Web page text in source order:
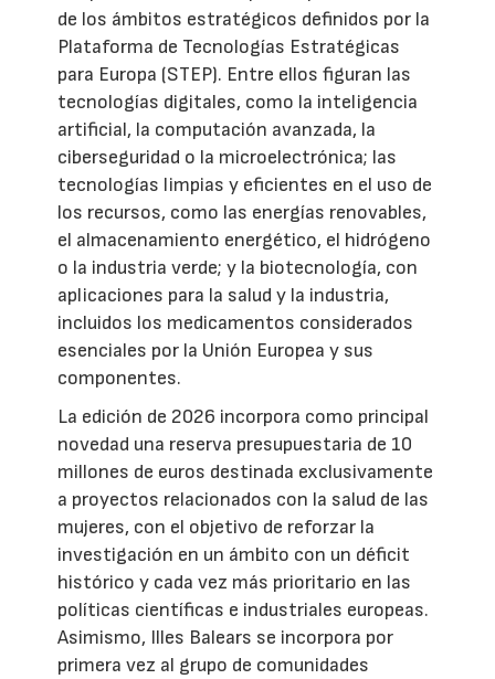
de los ámbitos estratégicos definidos por la
Plataforma de Tecnologías Estratégicas
para Europa (STEP). Entre ellos figuran las
tecnologías digitales, como la inteligencia
artificial, la computación avanzada, la
ciberseguridad o la microelectrónica; las
tecnologías limpias y eficientes en el uso de
los recursos, como las energías renovables,
el almacenamiento energético, el hidrógeno
o la industria verde; y la biotecnología, con
aplicaciones para la salud y la industria,
incluidos los medicamentos considerados
esenciales por la Unión Europea y sus
componentes.
La edición de 2026 incorpora como principal
novedad una reserva presupuestaria de 10
millones de euros destinada exclusivamente
a proyectos relacionados con la salud de las
mujeres, con el objetivo de reforzar la
investigación en un ámbito con un déficit
histórico y cada vez más prioritario en las
políticas científicas e industriales europeas.
Asimismo, Illes Balears se incorpora por
primera vez al grupo de comunidades